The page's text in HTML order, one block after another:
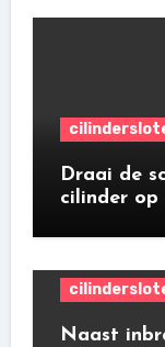
Draai de
cilinder op
Naast